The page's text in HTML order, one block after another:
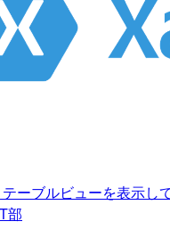
ーブルビューを表示し
部